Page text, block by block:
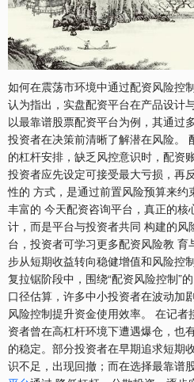
如何在震荡市环境中通过配资风险控
认为指出，实盘配资平台在产品设计
以最靠谱股票配资平台为例，其通过
投资者在决策前清晰了解潜在风险。
的杠杆安排，缺乏风控意识时，配资
投资者应先设定可接受最大亏损，再
性的 方式，是通过前置风险预算来
丰富的 今天配资咨询平台，真正的
计，而是平台与投资者共同 构建的
台，投资者可学习更多配资风险教
步从短期收益转向稳健增值和风险控
复拉锯阶段中，围绕“配资风险控制”
口径估算，许多中小投资者在波动加
风险控制提升资金使用效率。 在记
资者曾在高杠杆环境下遭遇爆仓，也
的稳定。部分投资者在早期追求短期
识不足，出现回撤；而在选择最靠谱